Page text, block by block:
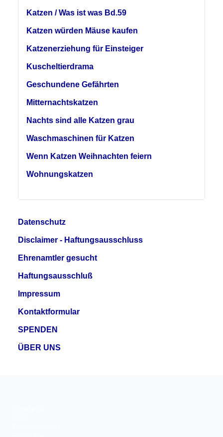
Katzen / Was ist was Bd.59
Katzen würden Mäuse kaufen
Katzenerziehung für Einsteiger
Kuscheltierdrama
Geschundene Gefährten
Mitternachtskatzen
Nachts sind alle Katzen grau
Waschmaschinen für Katzen
Wenn Katzen Weihnachten feiern
Wohnungskatzen
Datenschutz
Disclaimer - Haftungsausschluss
Ehrenamtler gesucht
Haftungsausschluß
Impressum
Kontaktformular
SPENDEN
ÜBER UNS